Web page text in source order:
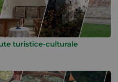
turistice-culturale